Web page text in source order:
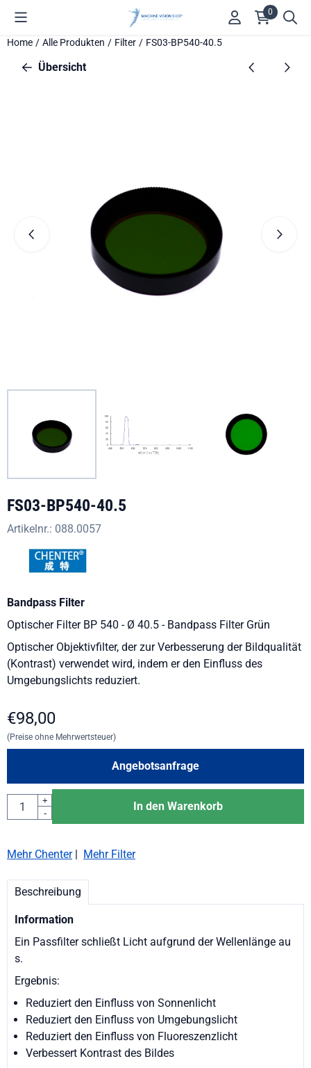
Cookie-Einstellungen verfügbar. Einstellungen wählen oder alle
0
Home / Alle Produkten / Filter / FS03-BP540-40.5
Übersicht
FS03-BP540-40.5
Artikelnr.: 088.0057
Bandpass Filter
Optischer Filter BP 540 - Ø 40.5 - Bandpass Filter Grün
Optischer Objektivfilter, der zur Verbesserung der Bildqualität
(Kontrast) verwendet wird, indem er den Einfluss des
Umgebungslichts reduziert.
€98,00
(Preise ohne Mehrwertsteuer)
Angebotsanfrage
Anzahl
+
-
In den Warenkorb
Mehr Chenter| Mehr Filter
Beschreibung
Information
Ein Passfilter schließt Licht aufgrund der Wellenlänge au
s.
Ergebnis:
Reduziert den Einfluss von Sonnenlicht
Reduziert den Einfluss von Umgebungslicht
Reduziert den Einfluss von Fluoreszenzlicht
Verbessert Kontrast des Bildes